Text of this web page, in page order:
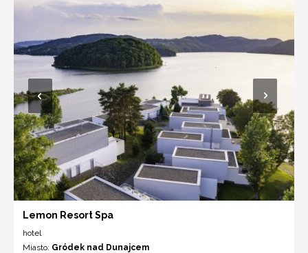
Lemon Resort Spa
hotel
Miasto: Gródek nad Dunajcem